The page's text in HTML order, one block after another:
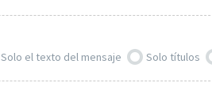
Solo el texto del mensaje Solo títulos